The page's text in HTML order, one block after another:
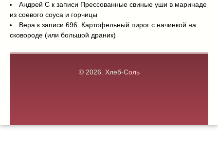
Андрей С к записи Прессованные свиные уши в маринаде
из соевого соуса и горчицы
Вера к записи 696. Картофельный пирог с начинкой на
сковороде (или большой драник)
© 2026. Хлеб-Соль